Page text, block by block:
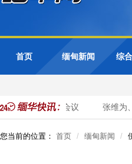
首页 缅甸新闻 综
务员事务合作会议 张维为
您当前的位置： 首页 缅甸新闻